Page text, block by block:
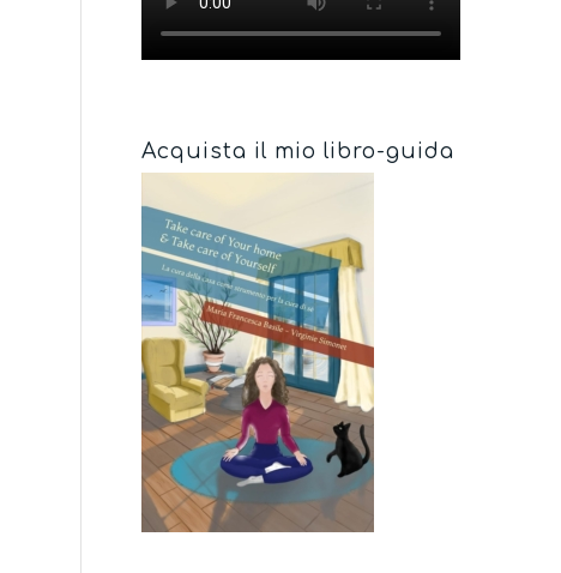
Acquista il mio libro-guida